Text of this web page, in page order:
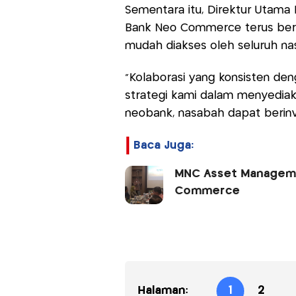
Sementara itu, Direktur Utama
Bank Neo Commerce terus
mudah diakses oleh seluruh
“Kolaborasi yang konsisten
strategi kami dalam
neobank, nasabah dapat
Baca Juga:
MNC Asset
Commerce
Halaman: 1 2